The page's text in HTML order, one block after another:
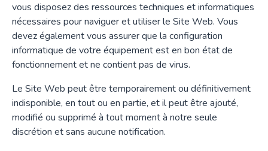
vous disposez des ressources techniques et informatiques
nécessaires pour naviguer et utiliser le Site Web. Vous
devez également vous assurer que la configuration
informatique de votre équipement est en bon état de
fonctionnement et ne contient pas de virus.
Le Site Web peut être temporairement ou définitivement
indisponible, en tout ou en partie, et il peut être ajouté,
modifié ou supprimé à tout moment à notre seule
discrétion et sans aucune notification.